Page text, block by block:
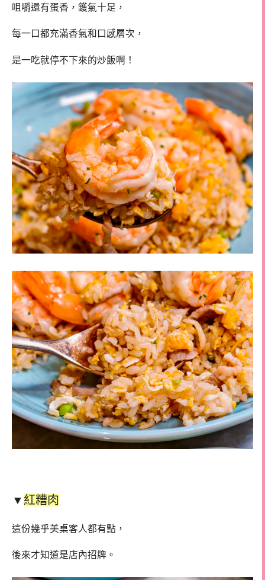
咀嚼還有蛋香，鑊氣十足，
每一口都充滿香氣和口感層次，
是一吃就停不下來的炒飯啊！
▼ 紅糟肉
這份幾乎美桌客人都有點，
後來才知道是店內招牌。